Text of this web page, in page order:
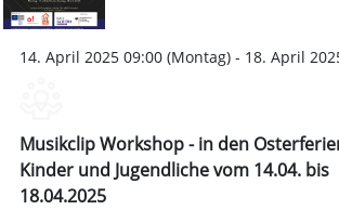
14. April 2025 09:00 (Montag) - 18. April
Musikclip Workshop - in den
Kinder und Jugendliche vom 14.04. bis
18.04.2025